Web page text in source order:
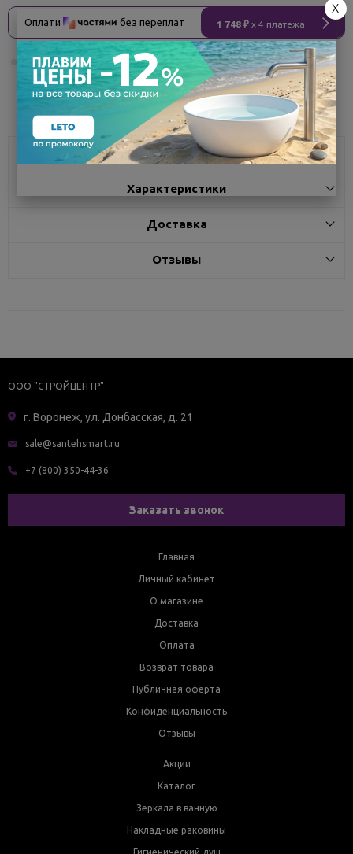
Оплати без переплат 1 748 ₽ x 4 платежа
Поделиться
Описание
Характеристики
Доставка
Отзывы
ООО "СТРОЙЦЕНТР"
г. Воронеж, ул. Донбасская, д. 21
sale@santehsmart.ru
+7 (800) 350-44-36
Заказать звонок
Главная
Личный кабинет
О магазине
Доставка
Оплата
Возврат товара
Публичная оферта
Конфиденциальность
Отзывы
Акции
Каталог
Зеркала в ванную
Накладные раковины
X